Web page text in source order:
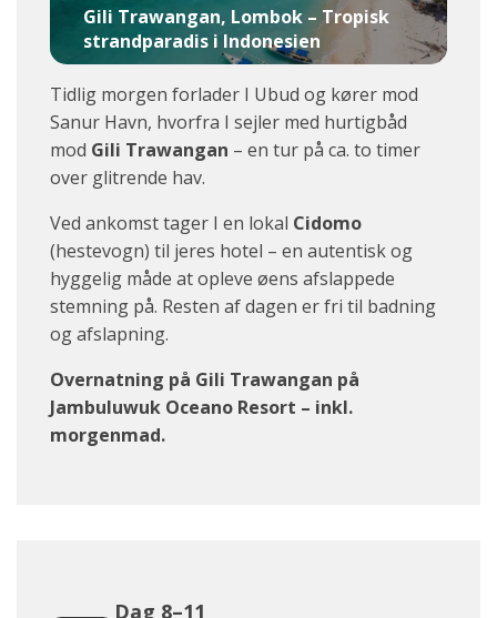
Gili Trawangan, Lombok – Tropisk
strandparadis i Indonesien
Tidlig morgen forlader I Ubud og kører mod
Sanur Havn, hvorfra I sejler med hurtigbåd
mod Gili Trawangan – en tur på ca. to timer
over glitrende hav.
Ved ankomst tager I en lokal Cidomo
(hestevogn) til jeres hotel – en autentisk og
hyggelig måde at opleve øens afslappede
stemning på. Resten af dagen er fri til badning
og afslapning.
Overnatning på Gili Trawangan på
Jambuluwuk Oceano Resort – inkl.
morgenmad.
Dag 8–11